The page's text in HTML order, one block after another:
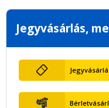
Jegyvásárlás,